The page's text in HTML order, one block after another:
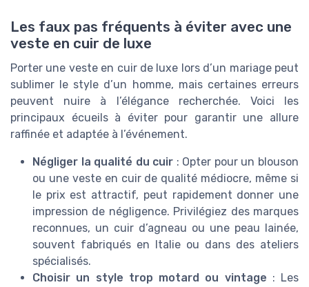
Les faux pas fréquents à éviter avec une
veste en cuir de luxe
Porter une veste en cuir de luxe lors d’un mariage peut
sublimer le style d’un homme, mais certaines erreurs
peuvent nuire à l’élégance recherchée. Voici les
principaux écueils à éviter pour garantir une allure
raffinée et adaptée à l’événement.
Négliger la qualité du cuir : Opter pour un blouson
ou une veste en cuir de qualité médiocre, même si
le prix est attractif, peut rapidement donner une
impression de négligence. Privilégiez des marques
reconnues, un cuir d’agneau ou une peau lainée,
souvent fabriqués en Italie ou dans des ateliers
spécialisés.
Choisir un style trop motard ou vintage : Les